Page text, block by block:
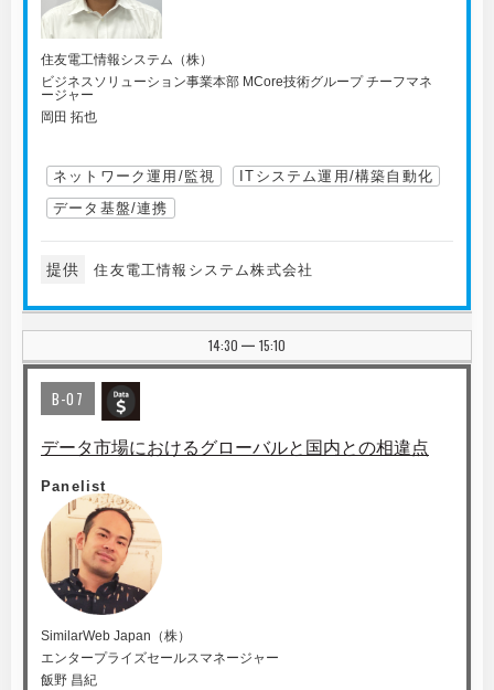
住友電工情報システム（株）
ビジネスソリューション事業本部 MCore技術グループ チーフマネ
ージャー
岡田 拓也
ネットワーク運用/監視
ITシステム運用/構築自動化
データ基盤/連携
提供 住友電工情報システム株式会社
14:30 | 15:10
B-07
データ市場におけるグローバルと国内との相違点
Panelist
SimilarWeb Japan（株）
エンタープライズセールスマネージャー
飯野 昌紀